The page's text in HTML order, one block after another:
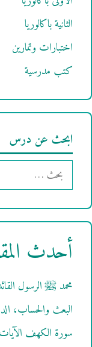
الثانية باكالوريا
اختبارات وتمارين
كتب مدرسية
ابحث عن درس
البحث
عن:
أحدث
محمد ﷺ الرسول
البعث والحساب،
سورة الكهف الآيات 19-31، الدرس السابع للجذع المشترك